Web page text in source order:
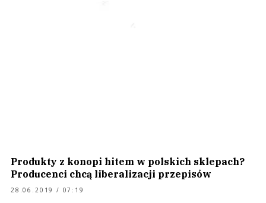
Produkty z konopi hitem w polskich sklepach?
Producenci chcą liberalizacji przepisów
28.06.2019 / 07:19